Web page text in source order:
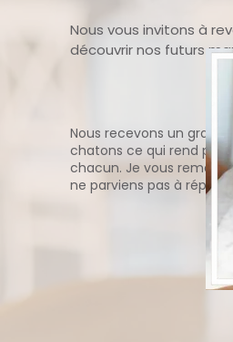
Nous vous invitons à
découvrir nos futurs
Nous recevons un
chatons ce qui rend
chacun. Je vous
ne parviens pas à